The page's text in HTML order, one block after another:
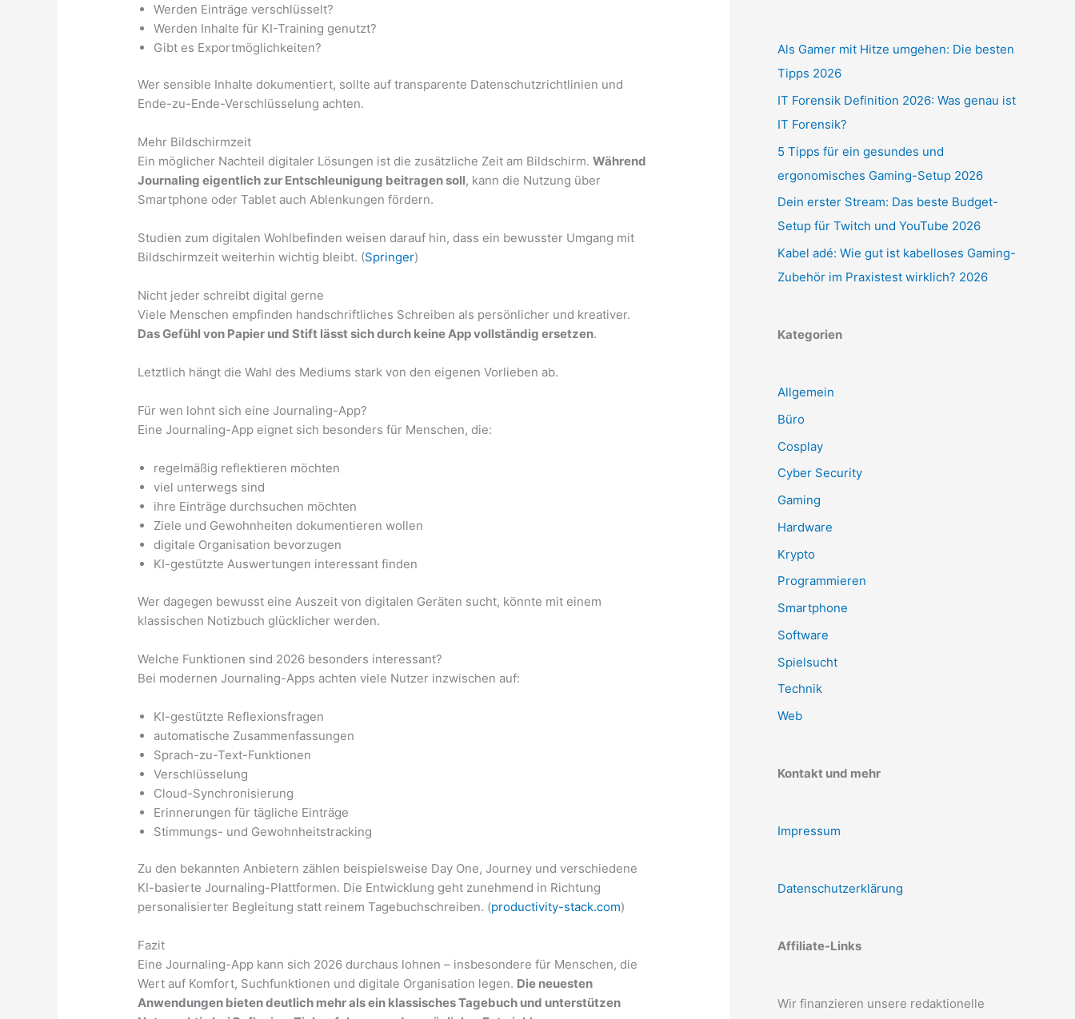
Werden Einträge verschlüsselt?
Werden Inhalte für KI-Training genutzt?
Gibt es Exportmöglichkeiten?
Wer sensible Inhalte dokumentiert, sollte auf transparente Datenschutzrichtlinien und
Ende-zu-Ende-Verschlüsselung achten.
Mehr Bildschirmzeit
Ein möglicher Nachteil digitaler Lösungen ist die zusätzliche Zeit am Bildschirm.Während
Journaling eigentlich zur Entschleunigung beitragen soll, kann die Nutzung über
Smartphone oder Tablet auch Ablenkungen fördern.
Studien zum digitalen Wohlbefinden weisen darauf hin, dass ein bewusster Umgang mit
Bildschirmzeit weiterhin wichtig bleibt. (Springer)
Nicht jeder schreibt digital gerne
Viele Menschen empfinden handschriftliches Schreiben als persönlicher und kreativer.
Das Gefühl von Papier und Stift lässt sich durch keine App vollständig ersetzen.
Letztlich hängt die Wahl des Mediums stark von den eigenen Vorlieben ab.
Für wen lohnt sich eine Journaling-App?
Eine Journaling-App eignet sich besonders für Menschen, die:
regelmäßig reflektieren möchten
viel unterwegs sind
ihre Einträge durchsuchen möchten
Ziele und Gewohnheiten dokumentieren wollen
digitale Organisation bevorzugen
KI-gestützte Auswertungen interessant finden
Wer dagegen bewusst eine Auszeit von digitalen Geräten sucht, könnte mit einem
klassischen Notizbuch glücklicher werden.
Welche Funktionen sind 2026 besonders interessant?
Bei modernen Journaling-Apps achten viele Nutzer inzwischen auf:
KI-gestützte Reflexionsfragen
automatische Zusammenfassungen
Sprach-zu-Text-Funktionen
Verschlüsselung
Cloud-Synchronisierung
Erinnerungen für tägliche Einträge
Stimmungs- und Gewohnheitstracking
Zu den bekannten Anbietern zählen beispielsweise Day One, Journey und verschiedene
KI-basierte Journaling-Plattformen. Die Entwicklung geht zunehmend in Richtung
personalisierter Begleitung statt reinem Tagebuchschreiben. (productivity-stack.com)
Fazit
Eine Journaling-App kann sich 2026 durchaus lohnen – insbesondere für Menschen, die
Wert auf Komfort, Suchfunktionen und digitale Organisation legen. Die neuesten
Anwendungen bieten deutlich mehr als ein klassisches Tagebuch und unterstützen
Als Gamer mit Hitze umgehen: Die besten
Tipps 2026
IT Forensik Definition 2026: Was genau ist
IT Forensik?
5 Tipps für ein gesundes und
ergonomisches Gaming-Setup 2026
Dein erster Stream: Das beste Budget-
Setup für Twitch und YouTube 2026
Kabel adé: Wie gut ist kabelloses Gaming-
Zubehör im Praxistest wirklich? 2026
Kategorien
Allgemein
Büro
Cosplay
Cyber Security
Gaming
Hardware
Krypto
Programmieren
Smartphone
Software
Spielsucht
Technik
Web
Kontakt und mehr
Impressum
Datenschutzerklärung
Affiliate-Links
Wir finanzieren unsere redaktionelle